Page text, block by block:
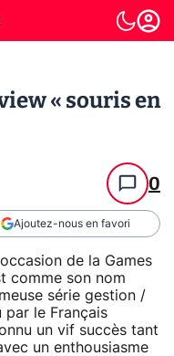
« souris en
0
Ajoutez-nous en favori
de la Games
comme son nom
série gestion /
par le Français
un vif succès tant
un enthousiasme